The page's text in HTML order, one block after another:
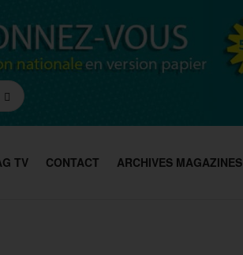
TV CONTACT ARCHIVES MAGAZINES